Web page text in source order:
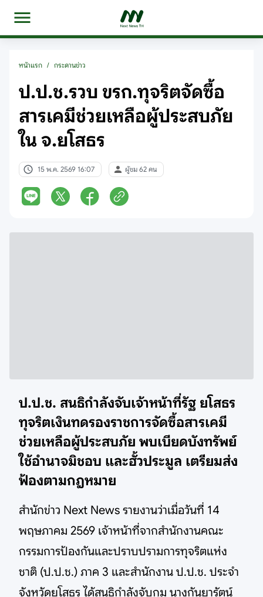
หน้าแรก / กระดานข่าว
ป.ป.ช.รวบ ขรก.ทุจริตจัดซื้อ
สารเคมีช่วยเหลือผู้ประสบภัย
ใน จ.ยโสธร
15 พ.ค. 2569 16:07 ผู้ชม 62 คน
ป.ป.ช. สนธิกำลังจับเจ้าหน้าที่รัฐ ยโสธร
ทุจริตเงินทดรองราชการจัดซื้อสารเคมี
ช่วยเหลือผู้ประสบภัย พบเบียดบังทรัพย์
ใช้อำนาจมิชอบ และฮั้วประมูล เตรียมส่ง
ฟ้องตามกฎหมาย
สำนักข่าว Next News รายงานว่าเมื่อวันที่ 14
พฤษภาคม 2569 เจ้าหน้าที่จากสำนักงานคณะ
กรรมการป้องกันและปราบปรามการทุจริตแห่ง
ชาติ (ป.ป.ช.) ภาค 3 และสำนักงาน ป.ป.ช. ประจำ
จังหวัดยโสธร ได้สนธิกำลังจับกุม นางกันยารัตน์